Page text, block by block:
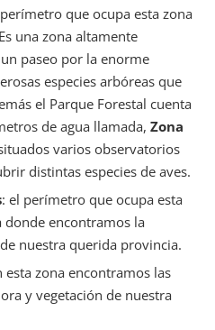
que ocupa esta zona
una zona altamente
paseo por la enorme
especies arbóreas que
el Parque Forestal cuenta
de agua llamada, Zona
varios observatorios
distintas especies de aves.
: el perímetro que ocupa esta
donde encontramos la
nuestra querida provincia.
esta zona encontramos las
y vegetación de nuestra